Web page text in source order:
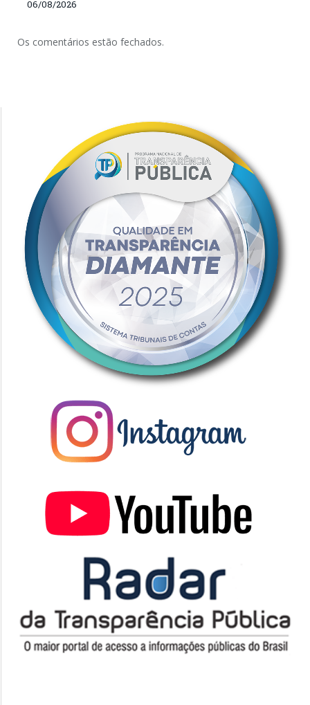
06/08/2026
Os comentários estão fechados.